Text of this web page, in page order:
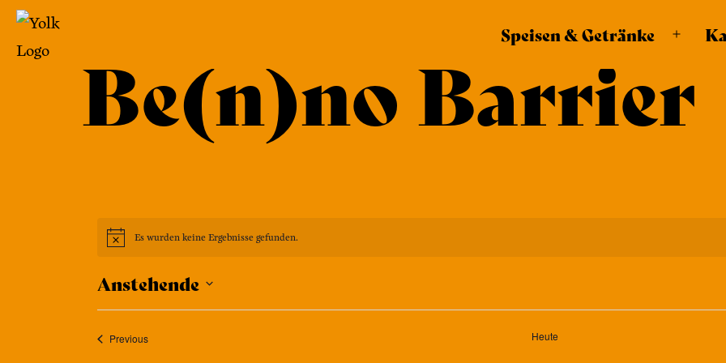
Zum
Inhalt
Speisen & Getränke
Menü
Be(n)no Barrier
Es wurden keine Ergebnisse gefunden.
Anstehende
Select
date.
PreviousVeranstaltungen Heute